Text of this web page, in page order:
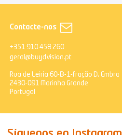
Contacte-nos
+351 910 458 260
geral@buydvision.pt
Rua de Leiria 60-B-1-fração D, Embra
2430-091 Marinha Grande
Portugal